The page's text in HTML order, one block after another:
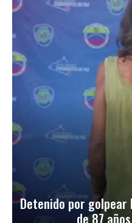
Detenido por
de 87